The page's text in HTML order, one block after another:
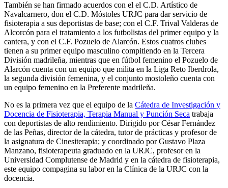
También se han firmado acuerdos con el el C.D. Artístico de
Navalcarnero, don el C.D. Móstoles URJC para dar servicio de
fisioterapia a sus deportistas de base; con el C.F. Trival Valderas de
Alcorcón para el tratamiento a los futbolistas del primer equipo y la
cantera, y con el C.F. Pozuelo de Alarcón. Estos cuatros clubes
tienen a su primer equipo masculino compitiendo en la Tercera
División madrileña, mientras que en fútbol femenino el Pozuelo de
Alarcón cuenta con un equipo que milita en la Liga Reto Iberdrola,
la segunda división femenina, y el conjunto mostoleño cuenta con
un equipo femenino en la Preferente madrileña.
No es la primera vez que el equipo de la Cátedra de Investigación y
Docencia de Fisioterapia, Terapia Manual y Punción Seca trabaja
con deportistas de alto rendimiento. Dirigido por César Fernández
de las Peñas, director de la cátedra, tutor de prácticas y profesor de
la asignatura de Cinesiterapia; y coordinado por Gustavo Plaza
Manzano, fisioterapeuta graduado en la URJC, profesor en la
Universidad Complutense de Madrid y en la cátedra de fisioterapia,
este equipo compagina su labor en la Clínica de la URJC con la
docencia.